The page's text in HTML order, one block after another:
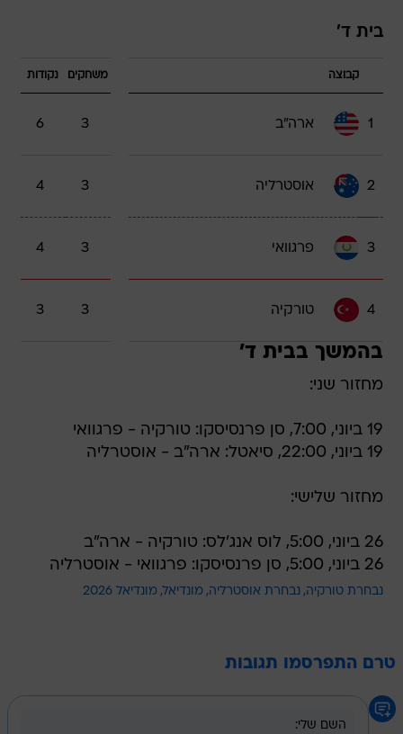
בית ד'
קבוצה משחקים נקודות
1 ארה"ב 3
6
2 אוסטרליה 3
4
3 פרגוואי 3
4
4 טורקיה 3
3
בהמשך בבית ד'
מחזור שני:
19 ביוני, 7:00, סן פרנסיסקו: טורקיה - פרגוואי
19 ביוני, 22:00, סיאטל: ארה"ב - אוסטרליה
מחזור שלישי:
26 ביוני, 5:00, לוס אנג'לס: טורקיה - ארה"ב
26 ביוני, 5:00, סן פרנסיסקו: פרגוואי - אוסטרליה
נבחרת טורקיה נבחרת אוסטרליה מונדיאל מונדיאל 2026
טרם התפרסמו תגובות